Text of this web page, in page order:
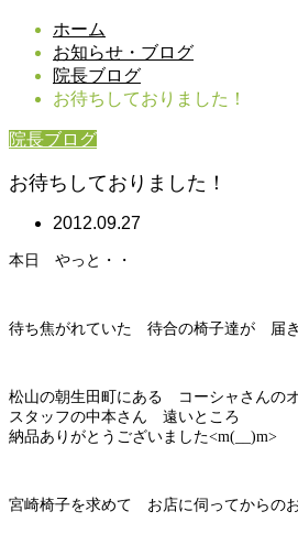
ホーム
お知らせ・ブログ
院長ブログ
お待ちしておりました！
院長ブログ
お待ちしておりました！
2012.09.27
本日 やっと・・
待ち焦がれていた 待合の椅子達が 届
松山の朝生田町にある コーシャさんの
スタッフの中本さん 遠いところ
納品ありがとうございました<m(__)m>
宮崎椅子を求めて お店に伺ってからの